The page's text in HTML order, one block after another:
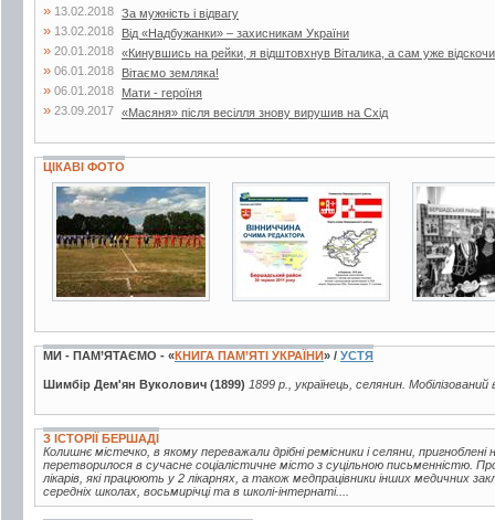
» 13.02.2018 За мужність і відвагу
» 13.02.2018 Від «Надбужанки» – захисникам України
» 20.01.2018 «Кинувшись на рейки, я відштовхнув Віталика, а сам уже
» 06.01.2018 Вітаємо земляка!
» 06.01.2018 Мати - героїня
» 23.09.2017 «Масяня» після весілля знову вирушив на Схід
ЦІКАВІ ФОТО
4 фото 7 фото 2 фото
МИ - ПАМ’ЯТАЄМО - «КНИГА ПАМ’ЯТІ УКРАЇНИ» / УСТЯ
Шимбір Дем'ян Вуколович (1899) 1899 р., українець, селянин.
З ІСТОРІЇ БЕРШАДІ
Колишнє містечко, в якому переважали дрібні ремісники і селяни,
перетворилося в сучасне соціалістичне місто з суцільною письменністю.
лікарів, які працюють у 2 лікарнях, а також медпрацівники інших медичних
середніх школах, восьмирічці та в школі-інтернаті....